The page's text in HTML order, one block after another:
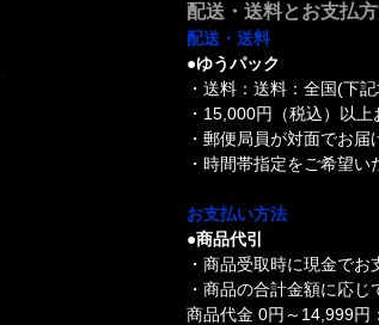
配送・送料とお支払
配送・送料
●ゆうパック
・送料：送料：全国(下
・15,000円（税込）以
・郵便局員が対面でお届
・時間帯指定をご希望い
お支払い方法
●商品代引
・商品受取時に現金でお
・商品の合計金額に応
商品代金 0円～14,999円